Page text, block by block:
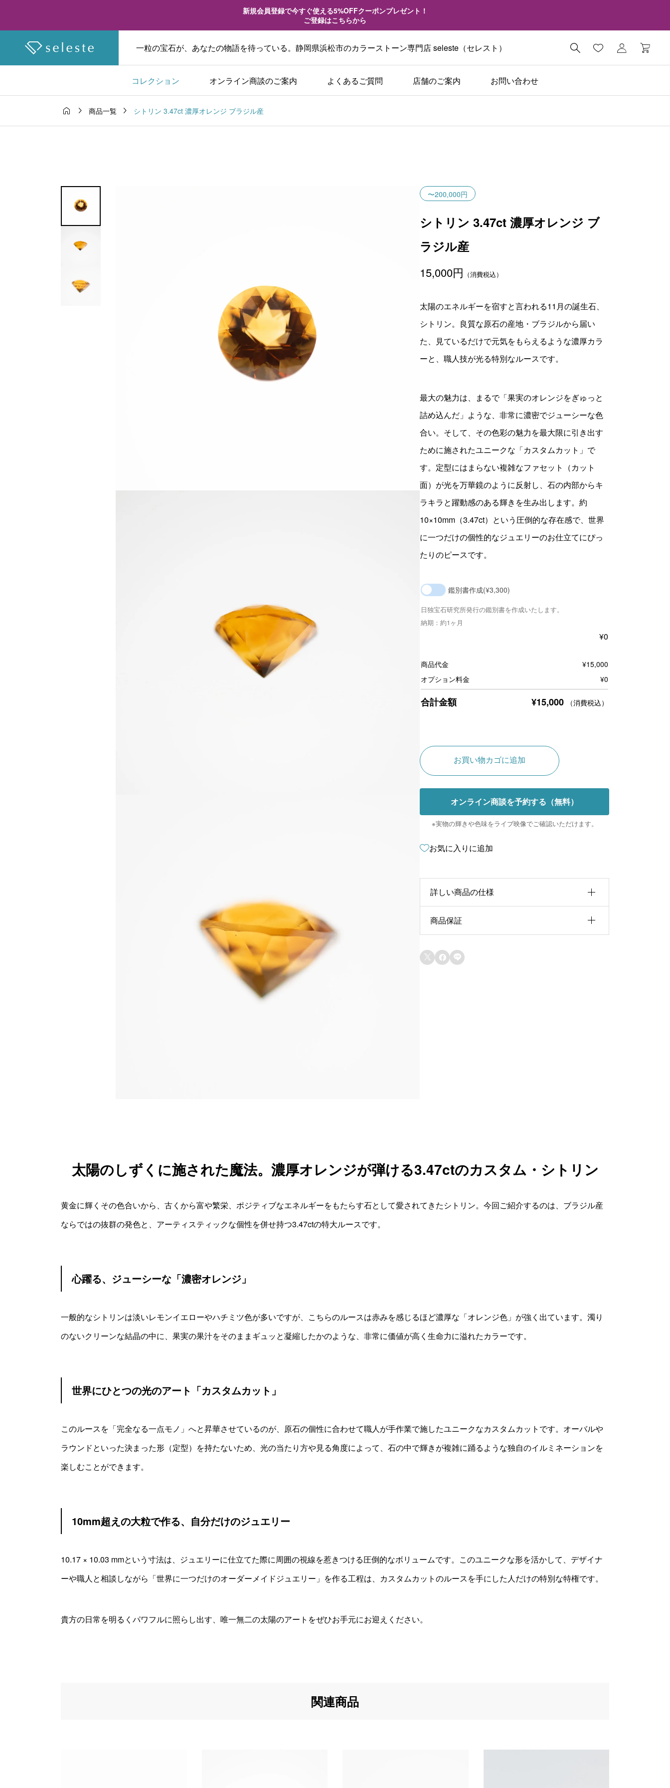
新規会員登録で今すぐ使える5%OFFクーポンプレゼント！
ご登録はこちらから
一粒の宝石が、あなたの物語を待っている。静岡県浜松市のカラーストーン専門店 seleste（セレスト） 
コレクション オンライン商談のご案内 よくあるご質問 店舗のご案内 お問い合わせ
  商品一覧  シトリン 3.47ct 濃厚オレンジ ブラジル産
〜200,000円
シトリン 3.47ct 濃厚オレンジ ブ
ラジル産
15,000円 （消費税込）
太陽のエネルギーを宿すと言われる11月の誕生石、
シトリン。良質な原石の産地・ブラジルから届い
た、見ているだけで元気をもらえるような濃厚カラ
ーと、職人技が光る特別なルースです。
最大の魅力は、まるで「果実のオレンジをぎゅっと
詰め込んだ」ような、非常に濃密でジューシーな色
合い。そして、その色彩の魅力を最大限に引き出す
ために施されたユニークな「カスタムカット」で
す。定型にはまらない複雑なファセット（カット
面）が光を万華鏡のように反射し、石の内部からキ
ラキラと躍動感のある輝きを生み出します。約
10×10mm（3.47ct）という圧倒的な存在感で、世界
に一つだけの個性的なジュエリーのお仕立てにぴっ
たりのピースです。
鑑別書作成(¥3,300)
日独宝石研究所発行の鑑別書を作成いたします。
納期：約1ヶ月
¥0
商品代金 ¥15,000
オプション料金
¥0
合計金額 ¥15,000 （消費税込）
お買い物カゴに追加
t
e
r
i
オンライン商談を予約する（無料）
※実物の輝きや色味をライブ映像でご確認いただけます。
お気に入りに追加
詳しい商品の仕様
ct
サイズ
商品保証
天然石保証
軽にお問い合わせください。
  
太陽のしずくに施された魔法。濃厚オレンジが弾ける3.47ctのカスタム・シトリン
黄金に輝くその色合いから、古くから富や繁栄、ポジティブなエネルギーをもたらす石として愛されてきたシトリン。今回ご紹介するのは、ブラジル産
ならではの抜群の発色と、アーティスティックな個性を併せ持つ3.47ctの特大ルースです。
心躍る、ジューシーな「濃密オレンジ」
一般的なシトリンは淡いレモンイエローやハチミツ色が多いですが、こちらのルースは赤みを感じるほど濃厚な「オレンジ色」が強く出ています。濁り
のないクリーンな結晶の中に、果実の果汁をそのままギュッと凝縮したかのような、非常に価値が高く生命力に溢れたカラーです。
世界にひとつの光のアート「カスタムカット」
このルースを「完全なる一点モノ」へと昇華させているのが、原石の個性に合わせて職人が手作業で施したユニークなカスタムカットです。オーバルや
ラウンドといった決まった形（定型）を持たないため、光の当たり方や見る角度によって、石の中で輝きが複雑に踊るような独自のイルミネーションを
楽しむことができます。
10mm超えの大粒で作る、自分だけのジュエリー
10.17 × 10.03 mmという寸法は、ジュエリーに仕立てた際に周囲の視線を惹きつける圧倒的なボリュームです。このユニークな形を活かして、デザイナ
ーや職人と相談しながら「世界に一つだけのオーダーメイドジュエリー」を作る工程は、カスタムカットのルースを手にした人だけの特別な特権です。
貴方の日常を明るくパワフルに照らし出す、唯一無二の太陽のアートをぜひお手元にお迎えください。
関連商品